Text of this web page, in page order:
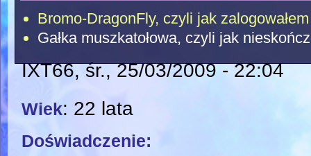
Bromo-DragonFly, czyli jak
Gałka muszkatołowa, czyli jak
IXT66, śr., 25/03/2009 - 22:04
Wiek: 22 lata
Doświadczenie: